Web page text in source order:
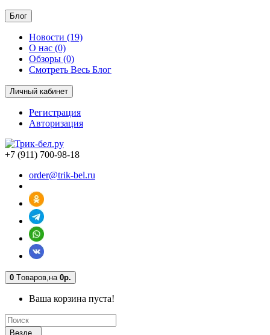
Блог
Новости (19)
О нас (0)
Обзоры (0)
Смотреть Весь Блог
Личный кабинет
Регистрация
Авторизация
+7 (911) 700-98-18
order@trik-bel.ru
0 Tоваров,на 0р.
Ваша корзина пуста!
Везде